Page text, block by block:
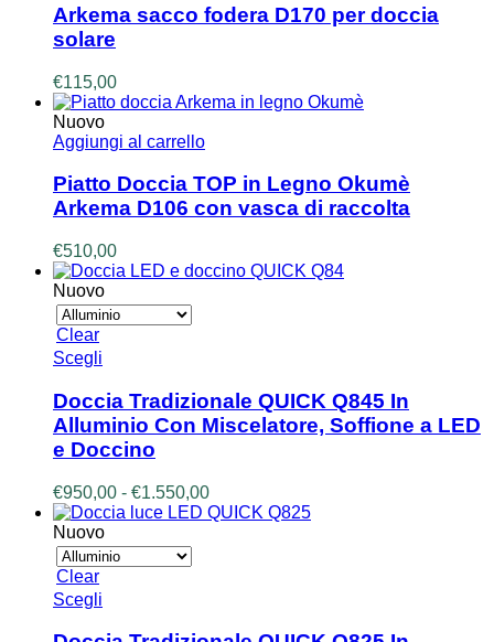
pagina
del
a
€1.650,00
Arkema sacco fodera D170 per doccia
solare
€115,00
Nuovo
Aggiungi al carrello
Piatto Doccia TOP in Legno Okumè
Arkema D106 con vasca di raccolta
€510,00
Nuovo
Clear
Scegli
ha
più
varianti.
Le
possono
essere
scelte
nella
Doccia Tradizionale QUICK Q845 In
Alluminio Con Miscelatore, Soffione a LED
e Doccino
€950,00 - €1.550,00Fascia
di
Nuovo
Clear
Scegli
ha